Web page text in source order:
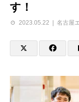
す！
2023.05.22 名古屋